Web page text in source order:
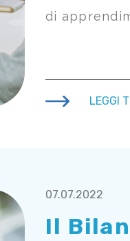
di
LEGGI
07.07.2022
Il